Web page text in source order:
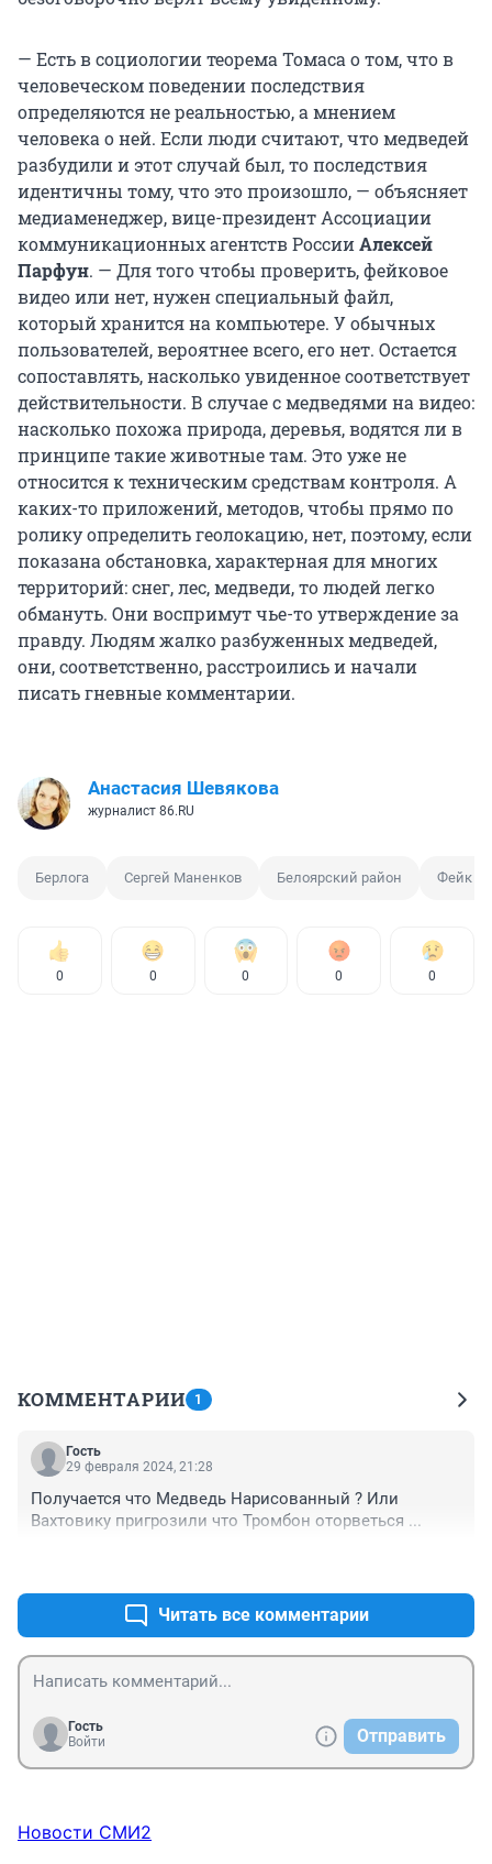
— Есть в социологии теорема Томаса о том, что в
человеческом поведении последствия
определяются не реальностью, а мнением
человека о ней. Если люди считают, что медведей
разбудили и этот случай был, то последствия
идентичны тому, что это произошло, — объясняет
медиаменеджер, вице-президент Ассоциации
коммуникационных агентств РоссииАлексей
Парфун. — Для того чтобы проверить, фейковое
видео или нет, нужен специальный файл,
который хранится на компьютере. У обычных
пользователей, вероятнее всего, его нет. Остается
сопоставлять, насколько увиденное соответствует
действительности. В случае с медведями на видео:
насколько похожа природа, деревья, водятся ли в
принципе такие животные там. Это уже не
относится к техническим средствам контроля. А
каких-то приложений, методов, чтобы прямо по
ролику определить геолокацию, нет, поэтому, если
показана обстановка, характерная для многих
территорий: снег, лес, медведи, то людей легко
обмануть. Они воспримут чье-то утверждение за
правду. Людям жалко разбуженных медведей,
они, соответственно, расстроились и начали
писать гневные комментарии.
Анастасия Шевякова
журналист 86.RU
Берлога Сергей Маненков Белоярский район Фейк в
0 0 0 0 0
КОММЕНТАРИИ 1
Гость
29 февраля 2024, 21:28
Получается что Медведь Нарисованный ? Или
Вахтовику пригрозили что Тромбон оторветься ...
Читать все комментарии
Гость
Войти
Отправить
Новости СМИ2